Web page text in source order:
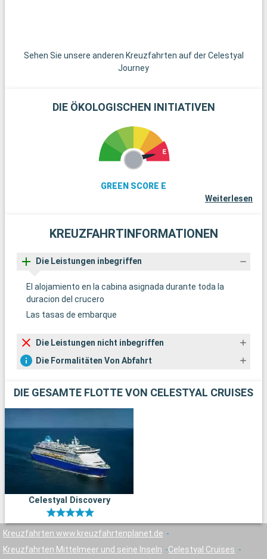
Sehen Sie unsere anderen Kreuzfahrten auf der Celestyal
Journey
DIE ÖKOLOGISCHEN INITIATIVEN
GREEN SCORE E
Weiterlesen
KREUZFAHRTINFORMATIONEN
Die Leistungen inbegriffen
El alojamiento en la cabina asignada durante toda la
duracion del crucero
Las tasas de embarque
Die Leistungen nicht inbegriffen
Die Formalitäten Von Abfahrt
DIE GESAMTE FLOTTE VON CELESTYAL CRUISES
Celestyal Discovery
Kreuzfahrten www.kreuzfahrtenplanet.de
Kreuzfahrten Mittelmeer und seine Inseln
Celestyal Cruises